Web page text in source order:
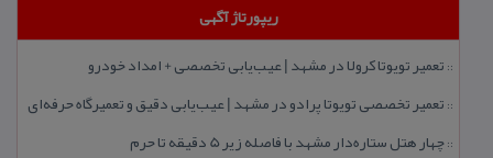
ریپورتاژ آگهی
:: تعمیر تویوتا كرولا در مشهد | عیب‌یابی تخصصی + امداد خودرو
:: تعمیر تخصصی تویوتا پرادو در مشهد | عیب‌یابی دقیق و تعمیرگاه حرفه‌ای
::چهار هتل‌ ستاره‌دار مشهد با فاصله زیر 5 دقیقه تا حرم